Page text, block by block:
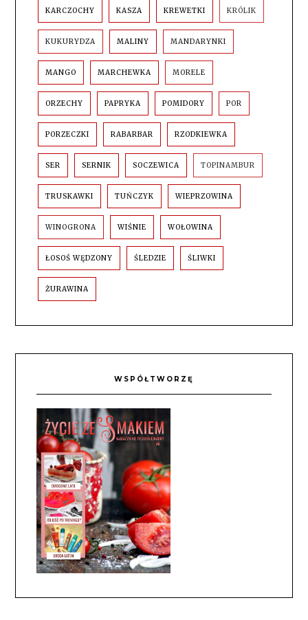
KARCZOCHY KASZA KREWETKI KRÓLIK
KUKURYDZA MALINY MANDARYNKI
MANGO MARCHEWKA MORELE
ORZECHY PAPRYKA POMIDORY POR
PORZECZKI RABARBAR RZODKIEWKA
SER SERNIK SOCZEWICA TOPINAMBUR
TRUSKAWKI TUŃCZYK WIEPRZOWINA
WINOGRONA WIŚNIE WOŁOWINA
ŁOSOŚ WĘDZONY ŚLEDZIE ŚLIWKI
ŻURAWINA
WSPÓŁTWORZĘ